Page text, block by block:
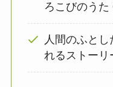
ろこびのうた
人間のふと
れるストーリ